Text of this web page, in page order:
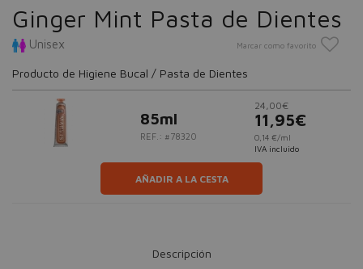
Ginger Mint Pasta de Dientes
Unisex Marcar como favorito
Producto de Higiene Bucal / Pasta de Dientes
85ml
REF.: #78320
24,00€
11,95€
0,14 €/ml
IVA incluido
AÑADIR A LA CESTA
Descripción